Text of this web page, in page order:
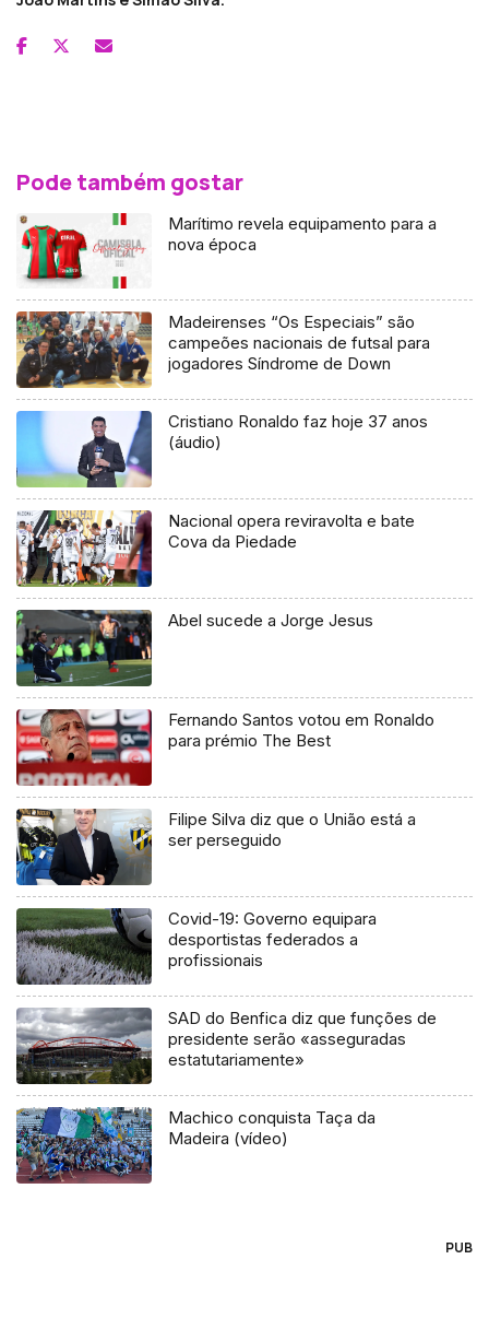
Pode também gostar
Marítimo revela equipamento para a
nova época
Madeirenses “Os Especiais” são
campeões nacionais de futsal para
jogadores Síndrome de Down
Cristiano Ronaldo faz hoje 37 anos
(áudio)
Nacional opera reviravolta e bate
Cova da Piedade
Abel sucede a Jorge Jesus
Fernando Santos votou em Ronaldo
para prémio The Best
Filipe Silva diz que o União está a
ser perseguido
Covid-19: Governo equipara
desportistas federados a
profissionais
SAD do Benfica diz que funções de
presidente serão «asseguradas
estatutariamente»
Machico conquista Taça da
Madeira (vídeo)
PUB